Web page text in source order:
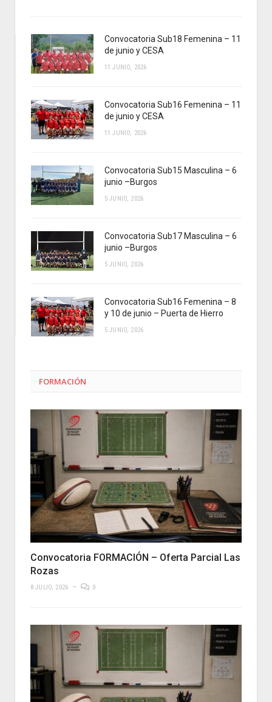
Convocatoria Sub18 Femenina – 11
de junio y CESA
11 JUNIO, 2026
Convocatoria Sub16 Femenina – 11
de junio y CESA
11 JUNIO, 2026
Convocatoria Sub15 Masculina – 6
junio –Burgos
5 JUNIO, 2026
Convocatoria Sub17 Masculina – 6
junio –Burgos
5 JUNIO, 2026
Convocatoria Sub16 Femenina – 8
y 10 de junio – Puerta de Hierro
5 JUNIO, 2026
FORMACIÓN
Convocatoria FORMACIÓN – Oferta Parcial Las
Rozas
8 JULIO, 2026 0